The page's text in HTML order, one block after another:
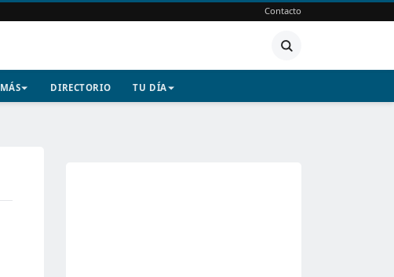
Contacto
MÁS DIRECTORIO TU DÍA